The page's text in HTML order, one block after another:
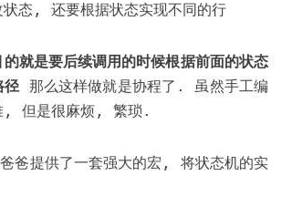
状态, 还要根据状态实现不同的行
就是要后续调用的时候根据前面的状态
径那么这样做就是协程了. 虽然手工编
, 但是很麻烦, 繁琐.
爸提供了一套强大的宏, 将状态机的实